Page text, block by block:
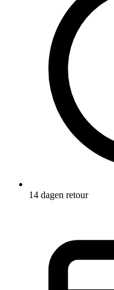
14 dagen retour